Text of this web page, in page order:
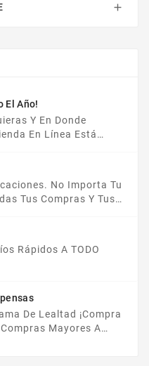

El Año!
Y En Donde
En Línea Está
No Importa Tu
Tus Compras Y Tus
Rápidos A TODO
De Lealtad ¡compra
Mayores A